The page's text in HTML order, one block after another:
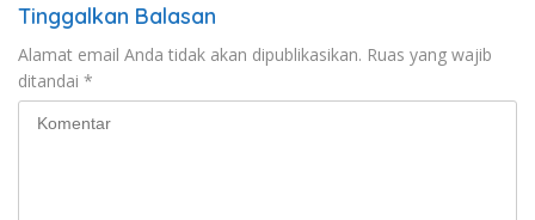
Tinggalkan Balasan
Alamat email Anda tidak akan dipublikasikan. Ruas yang wajib
ditandai *